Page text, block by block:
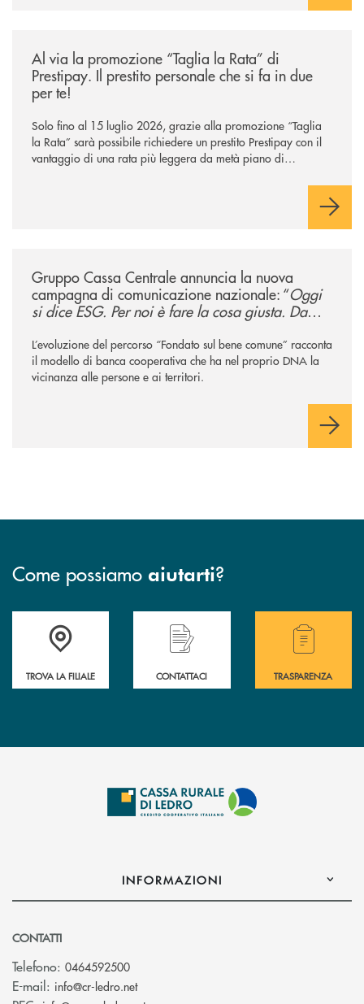
Al via la promozione “Taglia la Rata” di
Prestipay. Il prestito personale che si fa in due
per te!
Solo fino al 15 luglio 2026, grazie alla promozione “Taglia
la Rata” sarà possibile richiedere un prestito Prestipay con il
vantaggio di una rata più leggera da metà piano di
Gruppo Cassa Centrale annuncia la nuova
campagna di comunicazione nazionale: “Oggi
si dice ESG. Per noi è fare la cosa giusta. Da
L’evoluzione del percorso “Fondato sul bene comune” racconta
il modello di banca cooperativa che ha nel proprio DNA la
vicinanza alle persone e ai territori.
Come possiamo aiutarti?
Accedi all' elenco completo delle filiali .
TROVA LA FILIALE
Hai bisogno di assistenza immediata?
CONTATTACI
Hai bisogno di
TRASPARENZA
INFORMAZIONI
CONTATTI
Telefono: 0464592500
E-mail: info@cr-ledro.net(si apre l’app di posta elettronica)